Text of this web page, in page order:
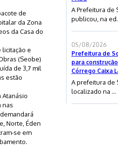
de
da Zona
da Casa do
e
(Seobe)
de 3,7 mil
estão
Atanásio
nas
Norte, Éden
se em
A Prefeitura de
publicou, na
05/08/2026
Prefeitura de
para
Córrego Caixa
A prefeitura de
localizado na ...